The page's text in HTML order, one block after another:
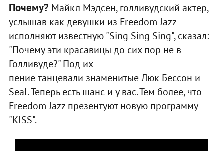
Почему? Майкл Мэдсен, голливудский актер,
услышав как девушки из Freedom Jazz
исполняют известную "Sing Sing Sing", сказал:
"Почему эти красавицы до сих пор не в
Голливуде?" Под их
пение танцевали знаменитые Люк Бессон и
Seal. Теперь есть шанс и у вас. Тем более, что
Freedom Jazz презентуют новую программу
"KISS".